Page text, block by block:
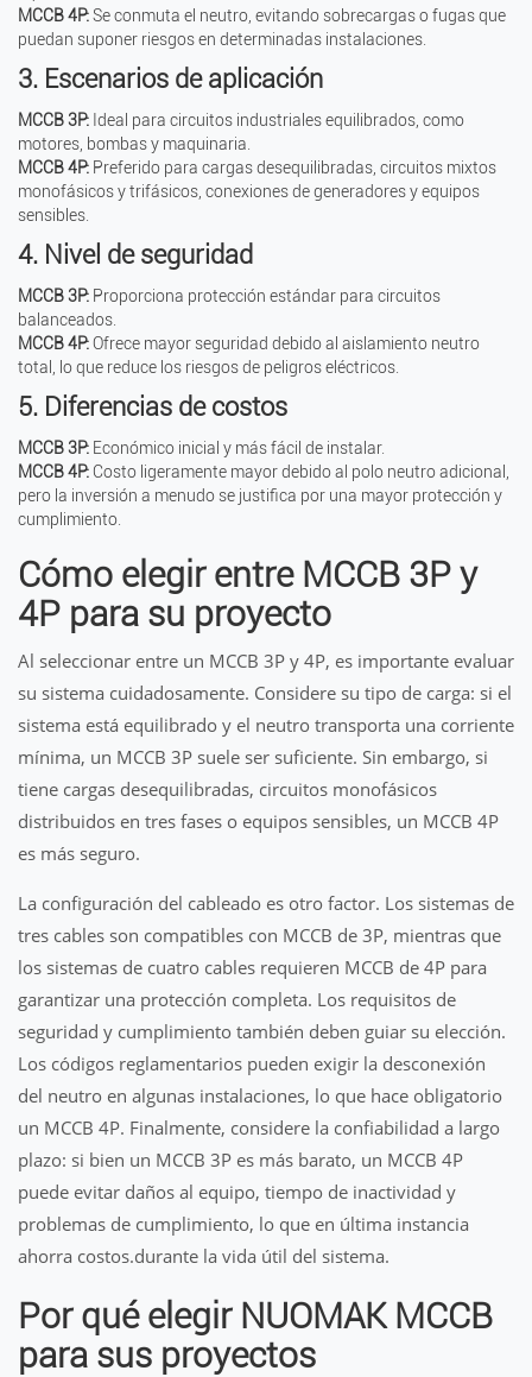
MCCB 4P:Se conmuta el neutro, evitando sobrecargas o fugas que
puedan suponer riesgos en determinadas instalaciones.
3. Escenarios de aplicación
MCCB 3P: Ideal para circuitos industriales equilibrados, como
motores, bombas y maquinaria.
MCCB 4P: Preferido para cargas desequilibradas, circuitos mixtos
monofásicos y trifásicos, conexiones de generadores y equipos
sensibles.
4. Nivel de seguridad
MCCB 3P: Proporciona protección estándar para circuitos
balanceados.
MCCB 4P:Ofrece mayor seguridad debido al aislamiento neutro
total, lo que reduce los riesgos de peligros eléctricos.
5. Diferencias de costos
MCCB 3P: Económico inicial y más fácil de instalar.
MCCB 4P: Costo ligeramente mayor debido al polo neutro adicional,
pero la inversión a menudo se justifica por una mayor protección y
cumplimiento.
Cómo elegir entre MCCB 3P y
4P para su proyecto
Al seleccionar entre un MCCB 3P y 4P, es importante evaluar
su sistema cuidadosamente. Considere su tipo de carga: si el
sistema está equilibrado y el neutro transporta una corriente
mínima, un MCCB 3P suele ser suficiente. Sin embargo, si
tiene cargas desequilibradas, circuitos monofásicos
distribuidos en tres fases o equipos sensibles, un MCCB 4P
es más seguro.
La configuración del cableado es otro factor. Los sistemas de
tres cables son compatibles con MCCB de 3P, mientras que
los sistemas de cuatro cables requieren MCCB de 4P para
garantizar una protección completa. Los requisitos de
seguridad y cumplimiento también deben guiar su elección.
Los códigos reglamentarios pueden exigir la desconexión
del neutro en algunas instalaciones, lo que hace obligatorio
un MCCB 4P. Finalmente, considere la confiabilidad a largo
plazo: si bien un MCCB 3P es más barato, un MCCB 4P
puede evitar daños al equipo, tiempo de inactividad y
problemas de cumplimiento, lo que en última instancia
ahorra costos.durante la vida útil del sistema.
Por qué elegir NUOMAK MCCB
para sus proyectos